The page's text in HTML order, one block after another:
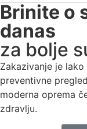
Brinite o
danas
za bolje
Zakazivanje je
preventivne
moderna oprema
zdravlju.